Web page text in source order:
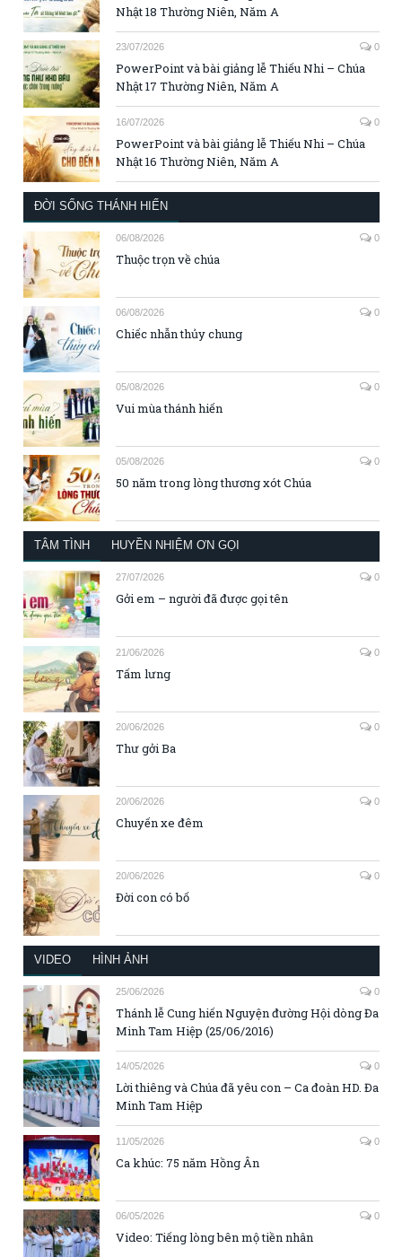
Nhật 18 Thường Niên, Năm A
23/07/2026 0
PowerPoint và bài giảng lễ Thiếu Nhi – Chúa
Nhật 17 Thường Niên, Năm A
16/07/2026 0
PowerPoint và bài giảng lễ Thiếu Nhi – Chúa
Nhật 16 Thường Niên, Năm A
ĐỜI SỐNG THÁNH HIẾN
06/08/2026 0
Thuộc trọn về chúa
06/08/2026 0
Chiếc nhẫn thủy chung
05/08/2026 0
Vui mùa thánh hiến
05/08/2026 0
50 năm trong lòng thương xót Chúa
TÂM TÌNH HUYỀN NHIỆM ƠN GỌI
27/07/2026 0
Gởi em – người đã được gọi tên
21/06/2026 0
Tấm lưng
20/06/2026 0
Thư gởi Ba
20/06/2026 0
Chuyến xe đêm
20/06/2026 0
Đời con có bố
VIDEO HÌNH ẢNH
25/06/2026 0
Thánh lễ Cung hiến Nguyện đường Hội dòng Đa
Minh Tam Hiệp (25/06/2016)
14/05/2026 0
Lời thiêng và Chúa đã yêu con – Ca đoàn HD. Đa
Minh Tam Hiệp
11/05/2026 0
Ca khúc: 75 năm Hồng Ân
06/05/2026 0
Video: Tiếng lòng bên mộ tiền nhân